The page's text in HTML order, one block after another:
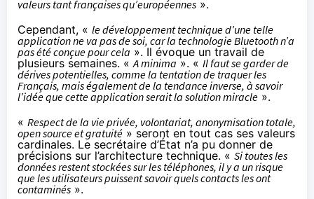
valeurs tant françaises qu’européennes ».
Cependant, « le développement technique d’une telle
application ne va pas de soi, car la technologie Bluetooth n’a
pas été conçue pour cela ». Il évoque un travail de
plusieurs semaines. «A minima ». « Il faut se garder de
dérives potentielles, comme la tentation de traquer les
Français, mais également de la tendance inverse, à savoir
l’idée que cette application serait la solution miracle ».
« Respect de la vie privée, volontariat, anonymisation totale,
open source et gratuité » seront en tout cas ses valeurs
cardinales. Le secrétaire d’État n’a pu donner de
précisions sur l’architecture technique. « Si toutes les
données restent stockées sur les téléphones, il y a un risque
que les utilisateurs puissent savoir quels contacts les ont
contaminés ».